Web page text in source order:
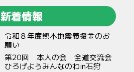
新着情報
令和８年度熊本地震義援金のお
願い
第20回 本人の会 全道交流会
ひろげようみんなのわin石狩